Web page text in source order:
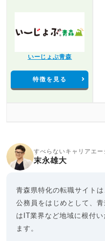
いーじょぶ青森
特徴を見る
すべらないキャリアエー
末永雄大
青森県特化の転職サイト
公務員をはじめとして、
はIT業界など地域に根付
ます。